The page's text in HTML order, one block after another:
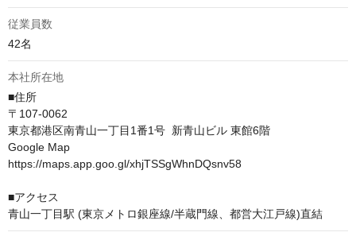
従業員数
42名
本社所在地
■住所
〒107-0062
東京都港区南青山一丁目1番1号  新青山ビル 東館6階
Google Map
https://maps.app.goo.gl/xhjTSSgWhnDQsnv58
■アクセス
青山一丁目駅 (東京メトロ銀座線/半蔵門線、都営大江戸線)直結